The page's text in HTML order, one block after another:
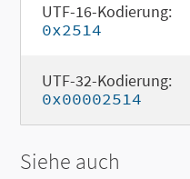
UTF-16-Kodierung:
0x2514
UTF-32-Kodierung:
0x00002514
Siehe auch